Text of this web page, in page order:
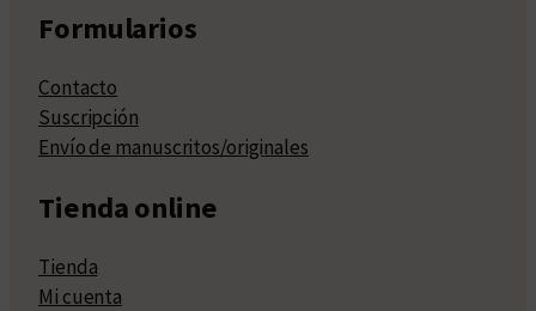
Formularios
Contacto
Suscripción
Envío de manuscritos/originales
Tienda online
Tienda
Mi cuenta